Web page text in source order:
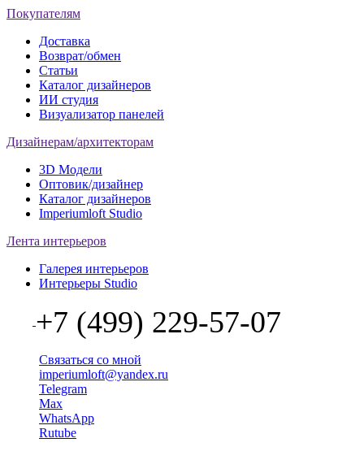
Покупателям
Доставка
Возврат/обмен
Статьи
Каталог дизайнеров
ИИ студия
Визуализатор панелей
Дизайнерам/архитекторам
3D Модели
Оптовик/дизайнер
Каталог дизайнеров
Imperiumloft Studio
Лента интерьеров
Галерея интерьеров
Интерьеры Studio
+7 (499) 229-57-07
Связаться со мной
imperiumloft@yandex.ru
Telegram
Max
WhatsApp
Rutube